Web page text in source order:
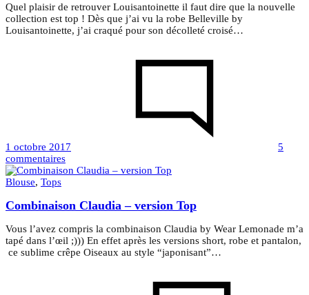
Quel plaisir de retrouver Louisantoinette il faut dire que la nouvelle
collection est top ! Dès que j’ai vu la robe Belleville by
Louisantoinette, j’ai craqué pour son décolleté croisé…
1 octobre 2017
5
commentairessur
ROBE
Blouse, Tops
Combinaison Claudia – version Top
Vous l’avez compris la combinaison Claudia by Wear Lemonade m’a
tapé dans l’œil ;))) En effet après les versions short, robe et pantalon,
ce sublime crêpe Oiseaux au style “japonisant”…